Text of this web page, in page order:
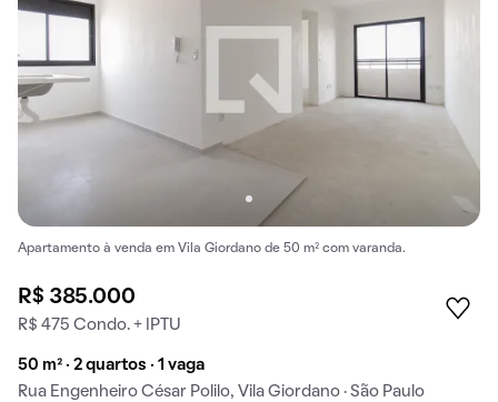
Apartamento à venda em Vila Giordano de 50 m² com varanda.
R$ 385.000
R$ 475 Condo. + IPTU
50 m² · 2 quartos · 1 vaga
Rua Engenheiro César Polilo, Vila Giordano · São Paulo